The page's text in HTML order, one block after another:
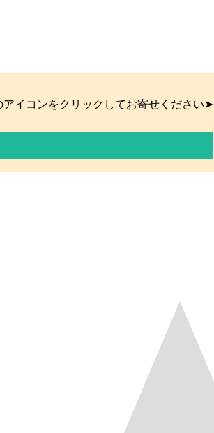
イコンをクリックしてお寄せください➤